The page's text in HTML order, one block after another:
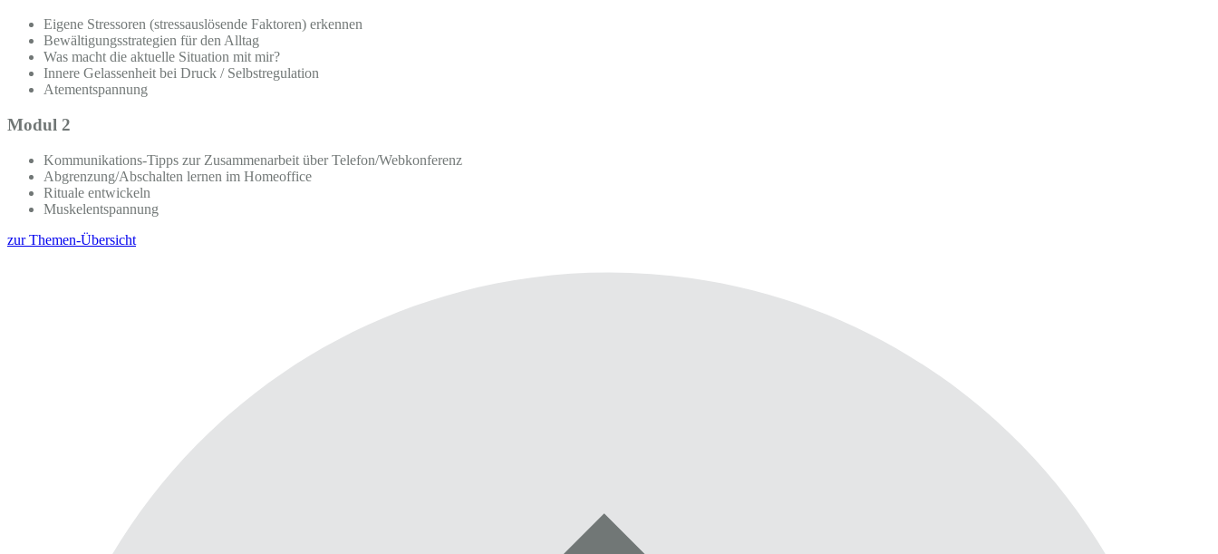
Eigene Stressoren (stressauslösende Faktoren) erkennen
Bewältigungsstrategien für den Alltag
Was macht die aktuelle Situation mit mir?
Innere Gelassenheit bei Druck / Selbstregulation
Atementspannung
Modul 2
Kommunikations-Tipps zur Zusammenarbeit über Telefon/Webkonferenz
Abgrenzung/Abschalten lernen im Homeoffice
Rituale entwickeln
Muskelentspannung
zur Themen-Übersicht